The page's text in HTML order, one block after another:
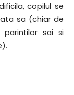
copilul se
sa (chiar de
sai si